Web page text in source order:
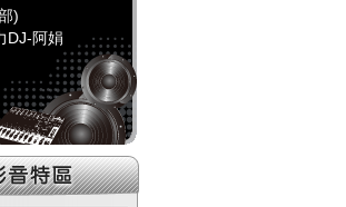
都在這！
)
DJ-阿娟
正在進行】
)